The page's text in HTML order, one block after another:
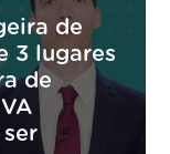
de
3 lugares
de